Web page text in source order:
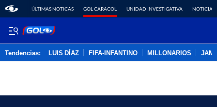
ÚLTIMAS NOTICAS GOL CARACOL UNIDAD INVESTIGATIVA NOTICIAS
Tendencias: LUIS DÍAZ FIFA-INFANTINO MILLONARIOS